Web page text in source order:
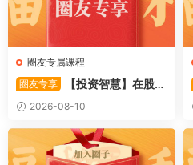
圈友专属课程
圈友专享
【投资智慧】在股市
遇见凯恩斯 “股神级”经济学家
的投资智慧(高清) 1PDF文章
2026-08-10